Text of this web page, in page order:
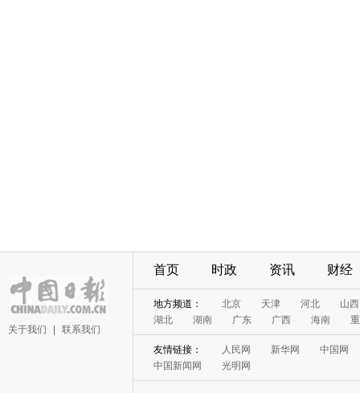
关于我们 联系我们
首页 时政 资讯 财经
地方频道： 北京 天津 河北
山西
湖北
湖南 广东 广西 海南
友情链接： 人民网 新华网
中国网
中国新闻网
光明网